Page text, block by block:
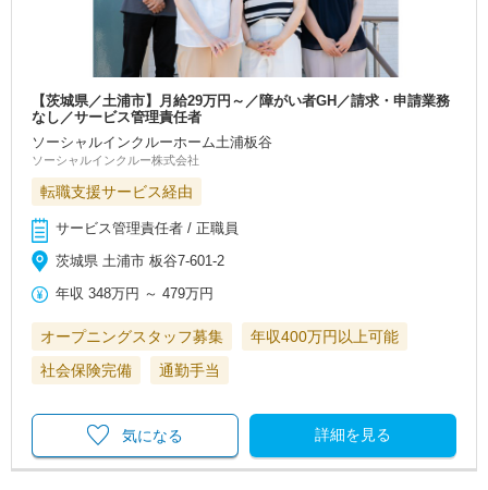
【茨城県／土浦市】月給29万円～／障がい者GH／請求・申請業務
なし／サービス管理責任者
ソーシャルインクルーホーム土浦板谷
ソーシャルインクルー株式会社
転職支援サービス経由
サービス管理責任者 / 正職員
茨城県 土浦市 板谷7-601-2
年収 348万円 ～479万円
オープニングスタッフ募集
年収400万円以上可能
社会保険完備
通勤手当
詳細を見る
気になる